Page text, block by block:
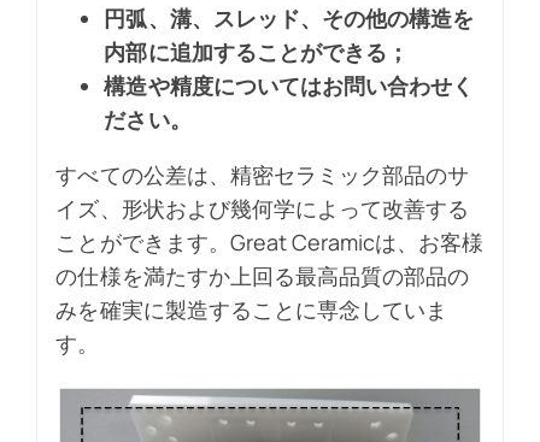
円弧、溝、スレッド、その他の構造を
内部に追加することができる；
構造や精度についてはお問い合わせく
ださい。
すべての公差は、精密セラミック部品のサ
イズ、形状および幾何学によって改善する
ことができます。Great Ceramicは、お客様
の仕様を満たすか上回る最高品質の部品の
みを確実に製造することに専念していま
す。